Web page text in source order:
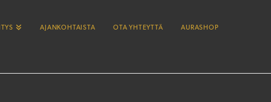
AJANKOHTAISTA OTA YHTEYTTÄ AURASHOP